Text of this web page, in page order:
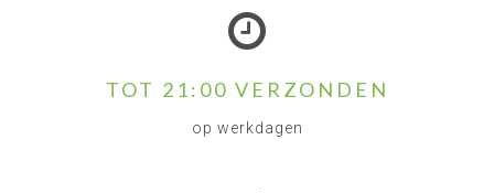
TOT 21:00 VERZONDEN
op werkdagen